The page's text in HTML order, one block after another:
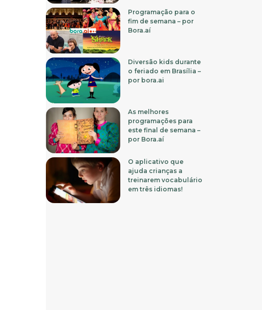
Programação para o
fim de semana – por
Bora.aí
Diversão kids durante
o feriado em Brasília –
por bora.ai
As melhores
programações para
este final de semana –
por Bora.aí
O aplicativo que
ajuda crianças a
treinarem vocabulário
em três idiomas!